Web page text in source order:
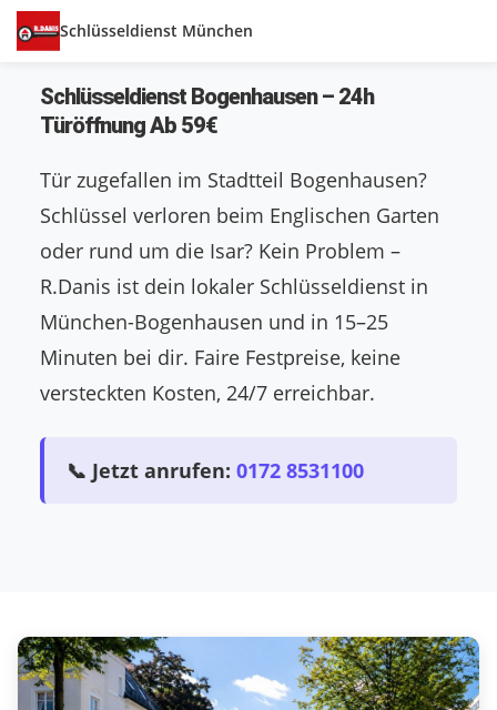
Schlüsseldienst München
Schlüsseldienst Bogenhausen – 24h
Türöffnung Ab 59€
Tür zugefallen im Stadtteil Bogenhausen?
Schlüssel verloren beim Englischen Garten
oder rund um die Isar? Kein Problem –
R.Danis ist dein lokaler Schlüsseldienst in
München-Bogenhausen und in 15–25
Minuten bei dir. Faire Festpreise, keine
versteckten Kosten, 24/7 erreichbar.
📞 Jetzt anrufen: 0172 8531100